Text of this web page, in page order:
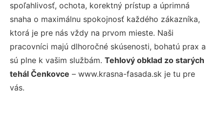
spoľahlivosť, ochota, korektný prístup a úprimná
snaha o maximálnu spokojnosť každého zákazníka,
ktorá je pre nás vždy na prvom mieste. Naši
pracovníci majú dlhoročné skúsenosti, bohatú prax a
sú plne k vašim službám. Tehlový obklad zo starých
tehál Čenkovce – www.krasna-fasada.sk je tu pre
vás.